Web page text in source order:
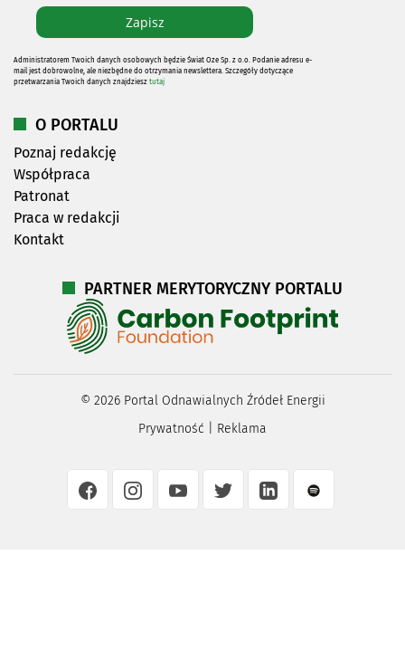
Administratorem Twoich danych osobowych będzie Świat Oze Sp. z o.o. Podanie adresu e-
mail jest dobrowolne, ale niezbędne do otrzymania newslettera. Szczegóły dotyczące
przetwarzania Twoich danych znajdziesz tutaj
O PORTALU
Poznaj redakcję
Współpraca
Patronat
Praca w redakcji
Kontakt
PARTNER MERYTORYCZNY PORTALU
© 2026Portal Odnawialnych Źródeł Energii
Prywatność
Reklama